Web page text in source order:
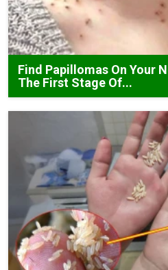
Find Papillomas On Your
The First Stage Of...